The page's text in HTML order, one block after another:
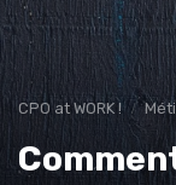
CPO at WORK !